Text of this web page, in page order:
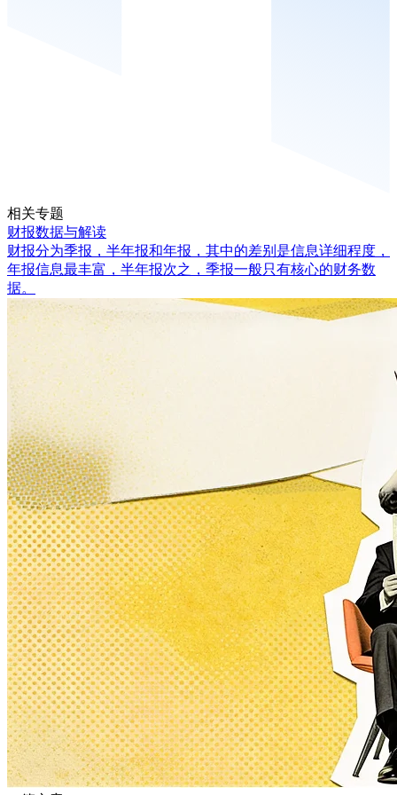
相关专题
财报数据与解读
财报分为季报，半年报和年报，其中的差别是信息详细程度，
年报信息最丰富，半年报次之，季报一般只有核心的财务数
据。